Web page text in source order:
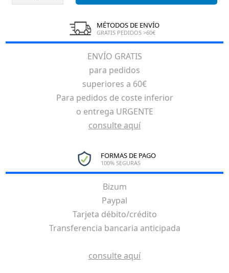
MÉTODOS DE ENVÍO
GRATIS PEDIDOS >60€
ENVÍO GRATIS
para pedidos
superiores a 60€
Para pedidos de coste inferior
o entrega URGENTE
consulte aquí
FORMAS DE PAGO
100% SEGURAS
Bizum
Paypal
Tarjeta débito/crédito
Transferencia bancaria anticipada
consulte aquí